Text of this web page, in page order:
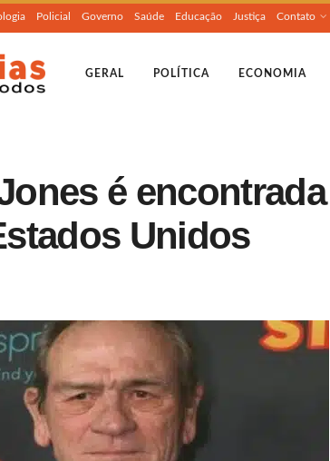
Policial Governo Saúde Educação Justiça Contato
GERAL POLÍTICA ECONOMIA
é encontrada
Unidos